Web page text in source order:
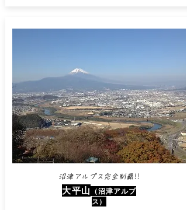
沼津アルプス完全制覇!!​
大平山 （沼津アルプ
ス）